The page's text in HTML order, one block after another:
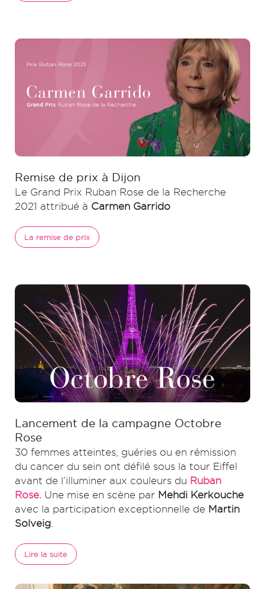
Remise de prix à Dijon
Le Grand Prix Ruban Rose de la Recherche
2021 attribué à Carmen Garrido
La remise de prix
Lancement de la campagne Octobre
Rose
30 femmes atteintes, guéries ou en rémission
du cancer du sein ont défilé sous la tour Eiffel
avant de l’illuminer aux couleurs du Ruban
Rose. Une mise en scène par Mehdi Kerkouche
avec la participation exceptionnelle de Martin
Solveig
Lire la suite